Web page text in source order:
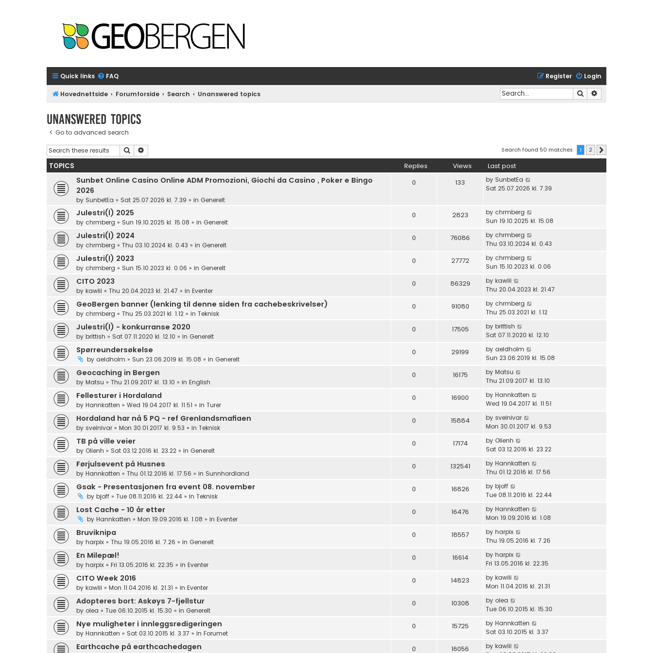
Quick links FAQ Login
Register
Hovednettside Forumforside Search Unanswered topics Search
Unanswered topics
Go to advanced search
Search Search found 50 matches 1 2
TOPICS Replies Views Last post
Sunbet Online Casino Online ADM Promozioni, Giochi da Casino , Poker e Bingo
2026
by SunbetEa » Sat 25.07.2026 kl. 7.39 » in Generelt
0 133 by SunbetEa
Sat 25.07.2026 kl. 7.39
Julestri(l) 2025
by chrmberg » Sun 19.10.2025 kl. 15.08 » in Generelt
0 2823 by chrmberg
Sun 19.10.2025 kl. 15.08
Julestri(l) 2024
by chrmberg » Thu 03.10.2024 kl. 0.43 » in Generelt
0 76086 by chrmberg
Thu 03.10.2024 kl. 0.43
Julestri(l) 2023
by chrmberg » Sun 15.10.2023 kl. 0.06 » in Generelt
0 27772 by chrmberg
Sun 15.10.2023 kl. 0.06
CITO 2023
by kawlii » Thu 20.04.2023 kl. 21.47 » in Eventer
0 86329 by kawlii
Thu 20.04.2023 kl. 21.47
GeoBergen banner (lenking til denne siden fra cachebeskrivelser)
by chrmberg » Thu 25.03.2021 kl. 1.12 » in Teknisk
0 91080 by chrmberg
Thu 25.03.2021 kl. 1.12
Julestri(l) - konkurranse 2020
by brittish » Sat 07.11.2020 kl. 12.10 » in Generelt
0 17505 by brittish
Sat 07.11.2020 kl. 12.10
Spørreundersøkelse
by aeldholm » Sun 23.06.2019 kl. 15.08 » in Generelt
0 29199 by aeldholm
Sun 23.06.2019 kl. 15.08
Geocaching in Bergen
by Matsu » Thu 21.09.2017 kl. 13.10 » in English
0 16175 by Matsu
Thu 21.09.2017 kl. 13.10
Fellesturer i Hordaland
by Hannkatten » Wed 19.04.2017 kl. 11.51 » in Turer
0 16900 by Hannkatten
Wed 19.04.2017 kl. 11.51
Hordaland har nå 5 PQ - ref Grenlandsmafiaen
by sveinivar » Mon 30.01.2017 kl. 9.53 » in Teknisk
0 15884 by sveinivar
Mon 30.01.2017 kl. 9.53
TB på ville veier
by Olienh » Sat 03.12.2016 kl. 23.22 » in Generelt
0 17174 by Olienh
Sat 03.12.2016 kl. 23.22
Førjulsevent på Husnes
by Hannkatten » Thu 01.12.2016 kl. 17.56 » in Sunnhordland
0 132541 by Hannkatten
Thu 01.12.2016 kl. 17.56
Gsak - Presentasjonen fra event 08. november
by bjoff » Tue 08.11.2016 kl. 22.44 » in Teknisk
0 16826 by bjoff
Tue 08.11.2016 kl. 22.44
Lost Cache - 10 år etter
by Hannkatten » Mon 19.09.2016 kl. 1.08 » in Eventer
0 16476 by Hannkatten
Mon 19.09.2016 kl. 1.08
Bruviknipa
by harpix » Thu 19.05.2016 kl. 7.26 » in Generelt
0 18557 by harpix
Thu 19.05.2016 kl. 7.26
En Milepæl!
by harpix » Fri 13.05.2016 kl. 22.35 » in Eventer
0 16614 by harpix
Fri 13.05.2016 kl. 22.35
CITO Week 2016
by kawlii » Mon 11.04.2016 kl. 21.31 » in Eventer
0 14823 by kawlii
Mon 11.04.2016 kl. 21.31
Adopteres bort: Askøys 7-fjellstur
by olea » Tue 06.10.2015 kl. 15.30 » in Generelt
0 10308 by olea
Tue 06.10.2015 kl. 15.30
Nye muligheter i innleggsredigeringen
by Hannkatten » Sat 03.10.2015 kl. 3.37 » in Forumet
0 15725 by Hannkatten
Sat 03.10.2015 kl. 3.37
Earthcache på earthcachedagen 0 16056 by kawlii